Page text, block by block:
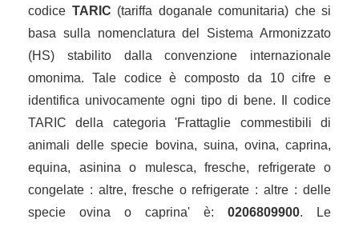
codice TARIC (tariffa doganale comunitaria) che si
basa sulla nomenclatura del Sistema Armonizzato
(HS) stabilito dalla convenzione internazionale
omonima. Tale codice è composto da 10 cifre e
identifica univocamente ogni tipo di bene. Il codice
TARIC della categoria 'Frattaglie commestibili di
animali delle specie bovina, suina, ovina, caprina,
equina, asinina o mulesca, fresche, refrigerate o
congelate : altre, fresche o refrigerate : altre : delle
specie ovina o caprina' è: 0206809900. Le